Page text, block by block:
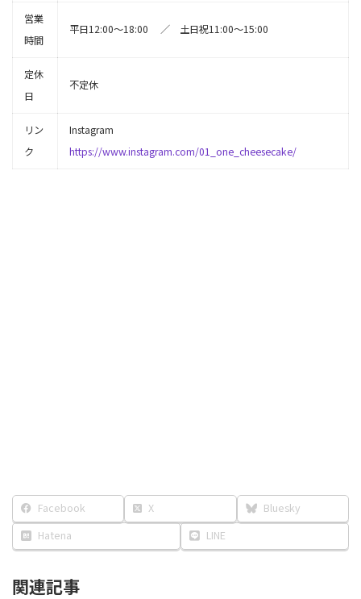
営業
時間
平日12:00～18:00 ／ 土日祝11:00～15:00
定休
日
不定休
リン
ク
Instagram
https://www.instagram.com/01_one_cheesecake/
Facebook X
Bluesky
Hatena
LINE
関連記事